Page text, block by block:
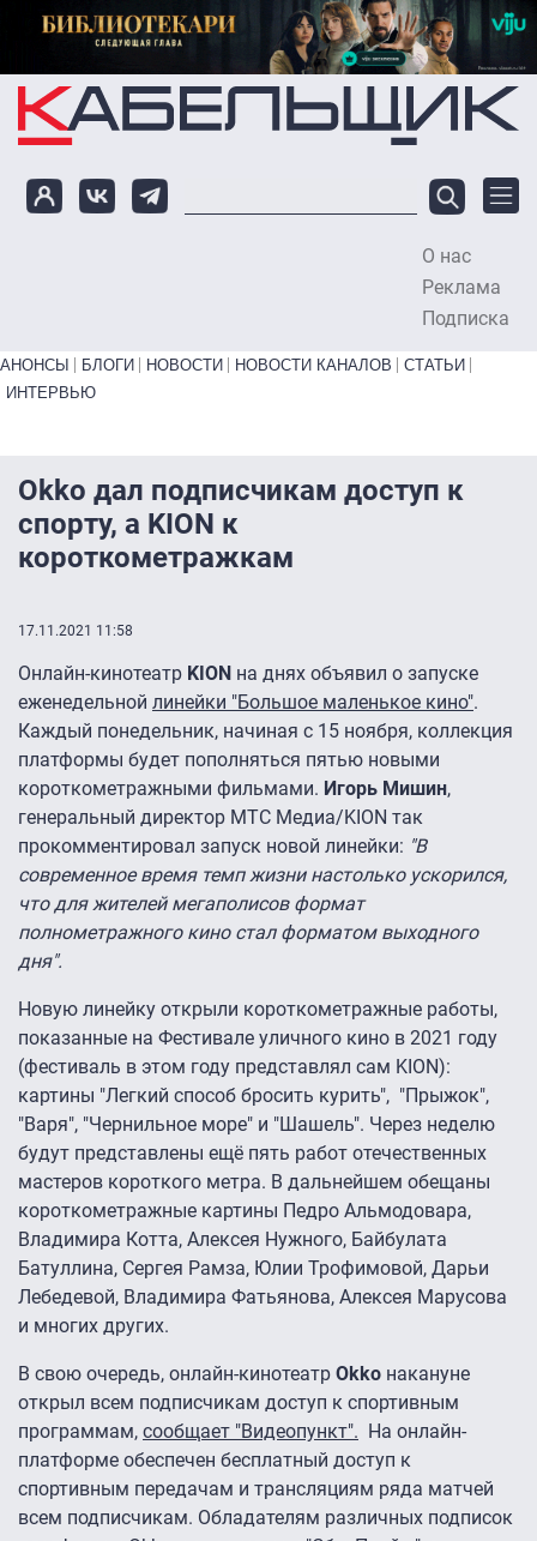
Перейти к основному содержанию
О нас
Реклама
Подписка
Primary links bottom
АНОНСЫ БЛОГИ НОВОСТИ НОВОСТИ КАНАЛОВ
СТАТЬИ
ИНТЕРВЬЮ
Okko дал подписчикам доступ к
спорту, а KION к
короткометражкам
17.11.2021 11:58
Онлайн-кинотеатр KION на днях объявил о запуске
еженедельной линейки "Большое маленькое кино".
Каждый понедельник, начиная с 15 ноября, коллекция
платформы будет пополняться пятью новыми
короткометражными фильмами. Игорь Мишин,
генеральный директор МТС Медиа/KION так
прокомментировал запуск новой линейки: "В
современное время темп жизни настолько ускорился,
что для жителей мегаполисов формат
полнометражного кино стал форматом выходного
дня".
Новую линейку открыли короткометражные работы,
показанные на Фестивале уличного кино в 2021 году
(фестиваль в этом году представлял сам KION):
картины "Легкий способ бросить курить", "Прыжок",
"Варя", "Чернильное море" и "Шашель". Через неделю
будут представлены ещё пять работ отечественных
мастеров короткого метра. В дальнейшем обещаны
короткометражные картины Педро Альмодовара,
Владимира Котта, Алексея Нужного, Байбулата
Батуллина, Сергея Рамза, Юлии Трофимовой, Дарьи
Лебедевой, Владимира Фатьянова, Алексея Марусова
и многих других.
В свою очередь, онлайн-кинотеатр Okko накануне
открыл всем подписчикам доступ к спортивным
программам, сообщает "Видеопункт". На онлайн-
платформе обеспечен бесплатный доступ к
спортивным передачам и трансляциям ряда матчей
всем подписчикам. Обладателям различных подписок